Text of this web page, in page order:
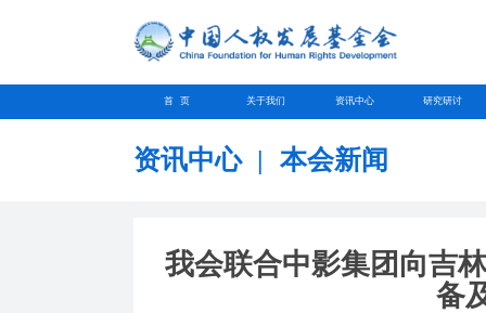
首 页 关于我们 资讯中心 研究研讨
资讯中心 | 本会新闻
我会联合中影集团向吉
备